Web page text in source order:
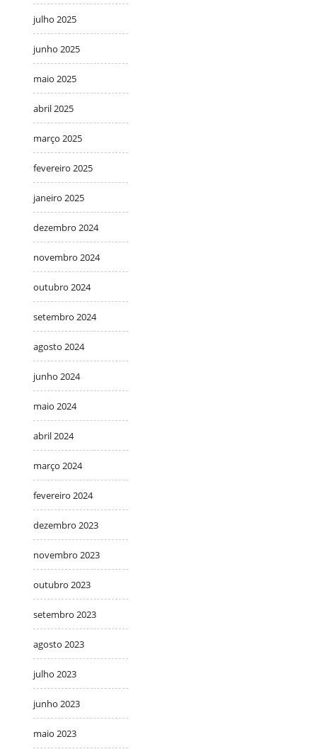
julho 2025
junho 2025
maio 2025
abril 2025
março 2025
fevereiro 2025
janeiro 2025
dezembro 2024
novembro 2024
outubro 2024
setembro 2024
agosto 2024
junho 2024
maio 2024
abril 2024
março 2024
fevereiro 2024
dezembro 2023
novembro 2023
outubro 2023
setembro 2023
agosto 2023
julho 2023
junho 2023
maio 2023